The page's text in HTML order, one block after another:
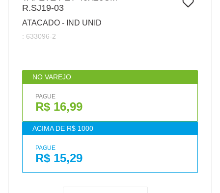
R.SJ19-03
ATACADO - IND UNID
: 633096-2
NO VAREJO
PAGUE
R$ 16,99
ACIMA DE R$ 1000
PAGUE
R$ 15,29
pincel
cola
barbante